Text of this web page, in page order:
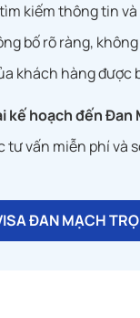
kiếm thông tin
bố rõ ràng,
khách hàng được
hoạch đến Đan
tư vấn miễn phí và
ĐAN MẠCH